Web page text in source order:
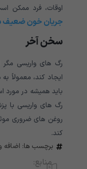
اوقات، فرد ممکن
جریان خون ضعیف
سخن آخر
رگ های واریسی مگر
ایجاد کند، معمولاً
باید همیشه در مورد
رگ های واریسی با
روغن های ضروری
کند.
برچسب ها: اضافه
منابع: